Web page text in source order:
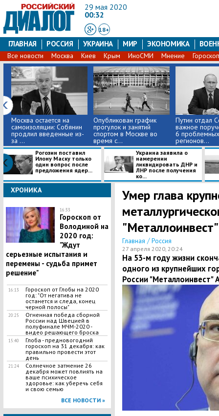
29 мая 2020
00:32
18+
ГЛАВНАЯ РОССИЯ УКРАИНА МИР ЭКОНОМИКА
Все новости Москва Киев Крым ИноСМИ Мнение
Москва остается на
самоизоляции: Собянин
продлил введенные из-
за ...
Опубликован график
прогулок и занятий
спортом в Москве во
время с...
Путин отдал
важное
6 проблемных
регионов...
Рогозин поставил
Илону Маску только
один вопрос после
предложения ядер...
Украина заявила о
намерении
ликвидировать ДНР и
ЛНР после получения
ко...
ХРОНИКА
16:33
Гороскоп от
Володиной на
2020 год:
"Ждут
серьезные испытания и
перемены - судьба примет
решение"
16:13
Гороскоп от Глобы на 2020
год: "От негатива не
останется и следа, конец
черной полосы"
20:25
Огненная победа сборной
России над Швецией в
полуфинале МЧМ-2020 -
видео решающего броска
15:40
Глоба - предновогодний
гороскоп на 31 декабря: как
правильно провести этот
день
21:24
Солнечное затмение 26
декабря может повлиять на
ваше психическое
здоровье: как уберечь себя
и свою семью
ВСЕ НОВОСТИ »
Умер глава
Главная / Россия
27 апреля 2020, 20:24
На 53-м году жизни
одного из крупнейших
России "Металлоинвест"